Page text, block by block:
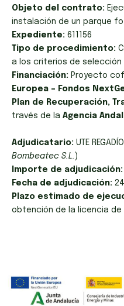
Objeto del contrato:
instalación de un parque
Expediente: 611156
Tipo de procedimiento:
a los criterios de
Financiación: Proyecto
Europea – Fondos
Plan de Recuperación,
través de la Agencia
Adjudicatario: UTE
Bombeatec S.L. )
Importe de adjudicación:
Fecha de adjudicación:
Plazo estimado de
obtención de la licencia